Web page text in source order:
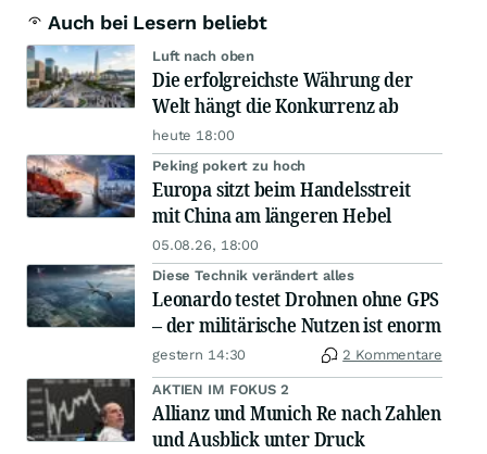
Auch bei Lesern beliebt
Luft nach oben
Die erfolgreichste Währung der
Welt hängt die Konkurrenz ab
heute 18:00
Peking pokert zu hoch
Europa sitzt beim Handelsstreit
mit China am längeren Hebel
05.08.26, 18:00
Diese Technik verändert alles
Leonardo testet Drohnen ohne GPS
– der militärische Nutzen ist enorm
gestern 14:30 2 Kommentare
AKTIEN IM FOKUS 2
Allianz und Munich Re nach Zahlen
und Ausblick unter Druck